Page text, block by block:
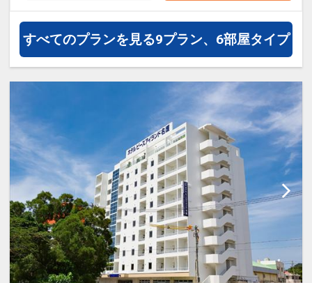
なプール。
キッズプールやジェットバスもあり、ご
家族でも楽しめます。
営業期間）３月下旬～１０月
営業時間）季節により異なります。ホテ
ルにてご確認ください。
●インドアプール
営業期間）通年
営業時間）９：００～１９：００
●瀬底島・水納島でのマリンアクティビ
ティ１０％ＯＦＦ
※メニュー限定
●ベビーカー、ベビーベッド、ベッドガ
ード貸出無料（要事前予約）
※数に限りがございます。
※ご希望の場合は予約時「お問合せ・ご
要望等」欄、または予約後「マイペー
ジ」にご希望の内容をご入力ください。
●ミネラルウォーターをご用意（おひと
り様／１泊ごと）
※未就学児のお子様は対象外となりま
すべてのプランを見る9プラン、6部屋タイプ